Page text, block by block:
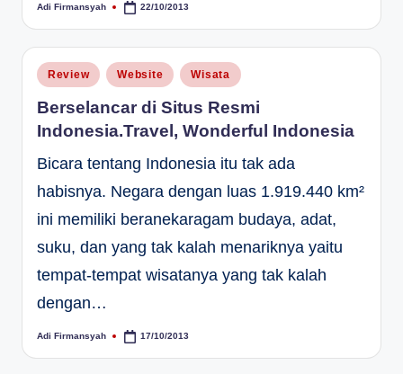
Posted
Adi Firmansyah 22/10/2013
Posted
in
Review Website Wisata
Berselancar di Situs Resmi
Indonesia.Travel, Wonderful Indonesia
Bicara tentang Indonesia itu tak ada
habisnya. Negara dengan luas 1.919.440 km²
ini memiliki beranekaragam budaya, adat,
suku, dan yang tak kalah menariknya yaitu
tempat-tempat wisatanya yang tak kalah
dengan…
Posted
Adi Firmansyah 17/10/2013